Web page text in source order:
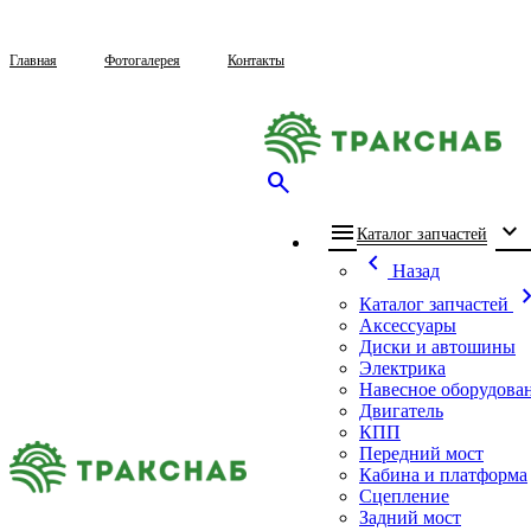
Главная Фотогалерея Контакты
search
menu Каталог запчастей expand_more
chevron_left
Назад
Каталог запчастей
chevron_right
Аксессуары
Диски и автошины
Электрика
Навесное
Двигатель
КПП
Передний мост
Кабина и платформа
Сцепление
Задний мост